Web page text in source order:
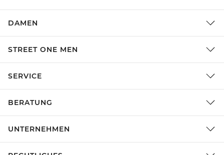
DAMEN
STREET ONE MEN
SERVICE
BERATUNG
UNTERNEHMEN